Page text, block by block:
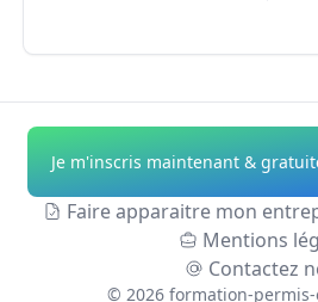
Formation Permis
Exploitation
Heillecourt
Formation Permis
ExploitationVille-en-
de-
Je m'inscris maintenant &
Faire apparaitre mon
Mentions
Contactez
© 2026 formation-